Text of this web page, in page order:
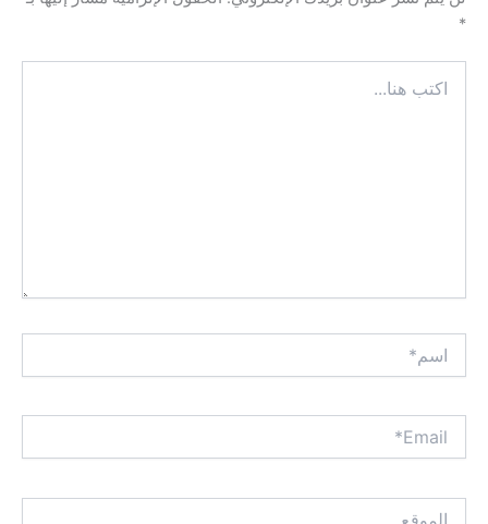
*
هنا...